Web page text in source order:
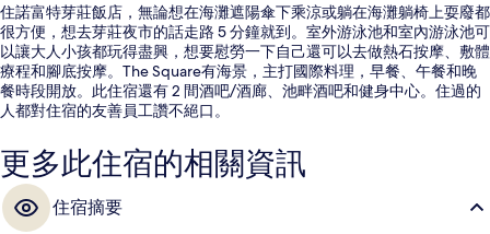
住諾富特芽莊飯店，無論想在海灘遮陽傘下乘涼或躺在海灘躺椅上耍廢都
很方便，想去芽莊夜市的話走路 5 分鐘就到。室外游泳池和室內游泳池可
以讓大人小孩都玩得盡興，想要慰勞一下自己還可以去做熱石按摩、敷體
療程和腳底按摩。The Square有海景，主打國際料理，早餐、午餐和晚
餐時段開放。此住宿還有 2 間酒吧/酒廊、池畔酒吧和健身中心。住過的
人都對住宿的友善員工讚不絕口。
更多此住宿的相關資訊
住宿摘要